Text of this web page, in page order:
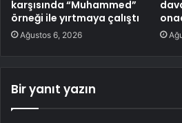
karşısında “Muhammed”
örneği ile yırtmaya çalıştı
Ağustos 6, 2026
Bir yanıt yazın